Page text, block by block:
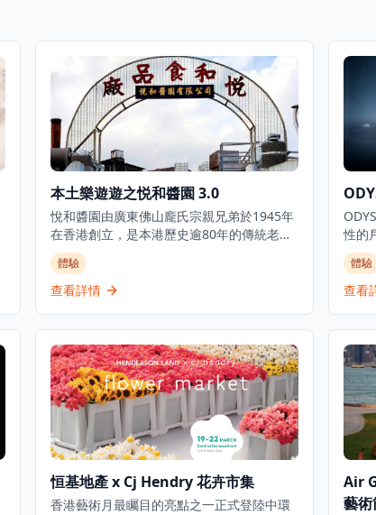
本土樂遊遊之悦和醬園 3.0
悅和醬園由廣東佛山龐氏宗親兄弟於1945年
在香港創立，是本港歷史逾80年的傳統老字
號醬園，亦是全港唯一自置蒸釀酒房的醬
園，自行生產各類豉油、醋、酒及調味品，
在本地食品業中實屬罕見。 醬園現由第三代
今仍保留傳統日曬發酵工序，是醬園最具代
表性的生產環節之一。 然而，醬園廠址面臨
收地，今次或是最後機會親身踏足這片承載
香港飲食文化記憶的土地。是次「本土樂遊
遊」導賞活動將帶領參加者參觀醬園生產
線、了解本地醬業歷史，並聆聽一個家族如
何跨越三代守護這門手藝的故事。每位參加
過往數屆導賞團均獲市民熱烈支持，名額迅
速額滿，吸引大批有心人趁醬園結業前親身
體驗
查看詳情
性的
隆重
活動
薈萃
對。 開場表演由 @danielboswarva 擔綱，
現設
酒。
術與
慶典
體驗
查看
恒基地產 x Cj Hendry 花卉市集
香港藝術月最矚目的亮點之一正式登陸中環
Air
藝